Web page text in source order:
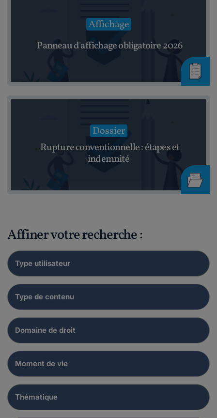
Affichage
Panneau d'affichage obligatoire 2026
Dossier
Rupture conventionnelle : étapes et
indemnité
Affiner votre recherche :